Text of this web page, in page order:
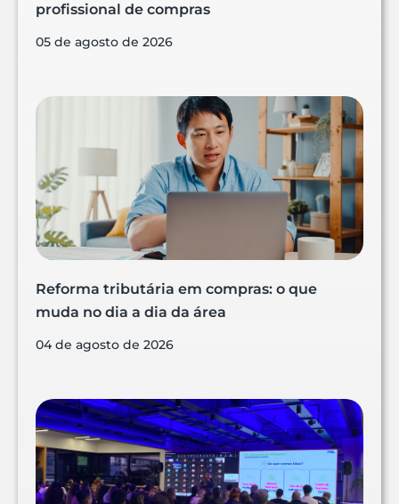
profissional de compras
05 de agosto de 2026
Reforma tributária em compras: o que
muda no dia a dia da área
04 de agosto de 2026